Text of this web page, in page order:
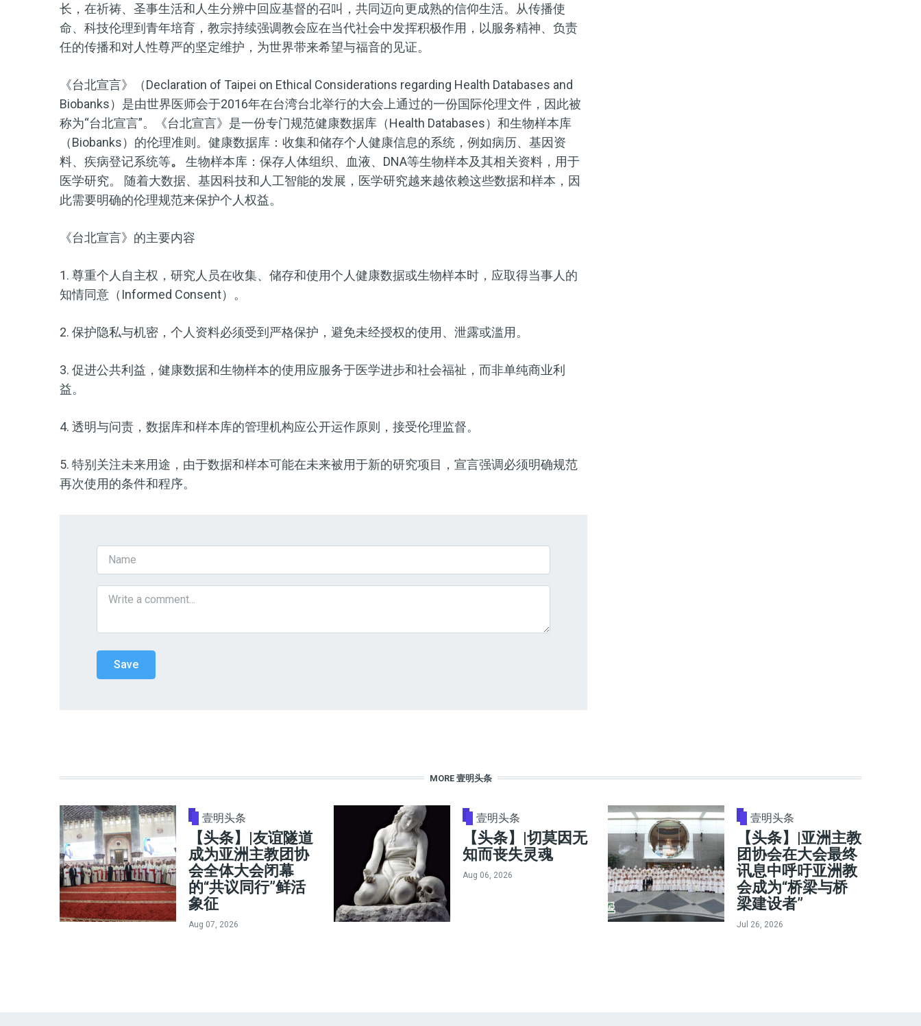
长，在祈祷、圣事生活和人生分辨中回应基督的召叫，共同迈向更成熟的信仰生活。从传播使
命、科技伦理到青年培育，教宗持续强调教会应在当代社会中发挥积极作用，以服务精神、负责
任的传播和对人性尊严的坚定维护，为世界带来希望与福音的见证。
《台北宣言》（Declaration of Taipei on Ethical Considerations regarding Health Databases and
Biobanks）是由世界医师会于2016年在台湾台北举行的大会上通过的一份国际伦理文件，因此被
称为“台北宣言”。《台北宣言》是一份专门规范健康数据库（Health Databases）和生物样本库
（Biobanks）的伦理准则。健康数据库：收集和储存个人健康信息的系统，例如病历、基因资
料、疾病登记系统等。
生物样本库：保存人体组织、血液、DNA等生物样本及其相关资料，用于
医学研究。 随着大数据、基因科技和人工智能的发展，医学研究越来越依赖这些数据和样本，因
此需要明确的伦理规范来保护个人权益。
《台北宣言》的主要内容
1. 尊重个人自主权，研究人员在收集、储存和使用个人健康数据或生物样本时，应取得当事人的
知情同意（Informed Consent）。
2. 保护隐私与机密，个人资料必须受到严格保护，避免未经授权的使用、泄露或滥用。
3. 促进公共利益，健康数据和生物样本的使用应服务于医学进步和社会福祉，而非单纯商业利
益。
4. 透明与问责，数据库和样本库的管理机构应公开运作原则，接受伦理监督。
5. 特别关注未来用途，由于数据和样本可能在未来被用于新的研究项目，宣言强调必须明确规范
再次使用的条件和程序。
MORE 壹明头条
壹明头条
【头条】|友谊隧道
成为亚洲主教团协
会全体大会闭幕
的“共议同行”鲜活
象征
Aug 07, 2026
壹明头条
【头条】|切莫因无
知而丧失灵魂
Aug 06, 2026
壹明头条
【头条】|亚洲主教
团协会在大会最终
讯息中呼吁亚洲教
会成为“桥梁与桥
梁建设者”
Jul 26, 2026